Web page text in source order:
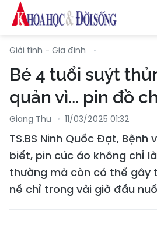
Giới tính - Gia đình
Bé 4 tuổi suýt
quản vì... pin đồ
Giang Thu 11/03/2025 01:32
TS.BS Ninh Quốc Đạt, Bệnh
biết, pin cúc áo không chỉ
thường mà còn có thể gây
nề chỉ trong vài giờ đầu